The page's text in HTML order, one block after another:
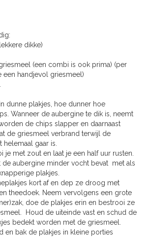
dikke)
(een combi is ook prima) (per
een handjevol griesmeel)
dunne plakjes, hoe dunner hoe
Wanneer de aubergine te dik is, neemt
de chips slapper en daarnaast
de griesmeel verbrand terwijl de
gaar is.
je met zout en laat je een half uur rusten.
de aubergine minder vocht bevat met als
plakjes.
kort af en dep ze droog met
theedoek. Neem vervolgens een grote
doe de plakjes erin en bestrooi ze
Houd de uiteinde vast en schud de
bedekt worden met de griesmeel.
en bak de plakjes in kleine porties